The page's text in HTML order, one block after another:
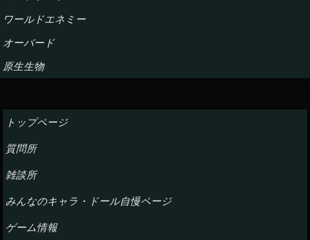
ワールドエネミー
オーバード
原生生物
トップページ
質問所
雑談所
みんなのキャラ・ドール自慢ページ
ゲーム情報